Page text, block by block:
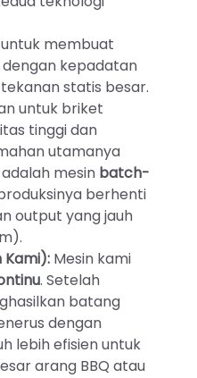
membuat
kepadatan
statis besar.
untuk briket
tinggi dan
utamanya
mesin batch-
berhenti
output yang jauh
Kami): Mesin kami
. Setelah
batang
dengan
lebih efisien untuk
arang BBQ atau